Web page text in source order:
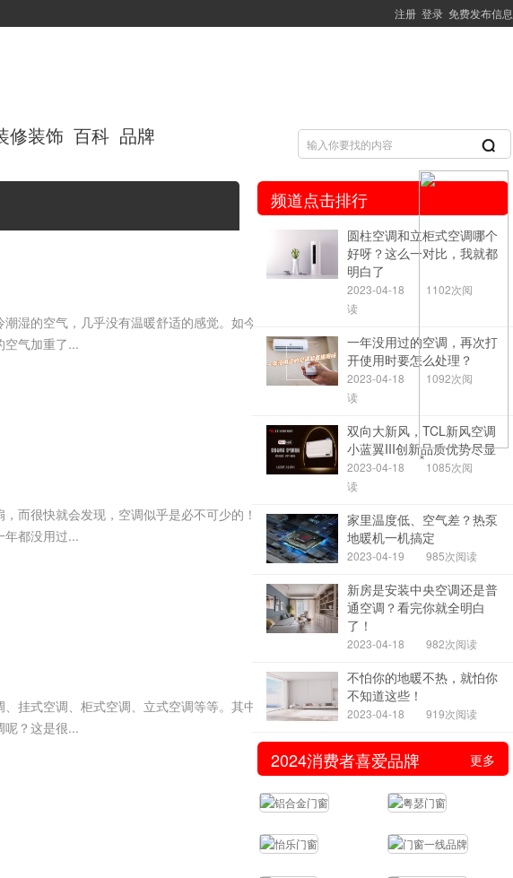
免费发布信息
登录
注册
修装饰 百科 品牌
×
湿的空气，几乎没有温暖舒适的感觉。如今已
空气加重了...
而很快就会发现，空调似乎是必不可少的！大
年都没用过...
挂式空调、柜式空调、立式空调等等。其中，
呢？这是很...
频道点击排行
圆柱空调和立柜式空调哪个
好呀？这么一对比，我就都
明白了
2023-04-18
1102次阅
读
一年没用过的空调，再次打
开使用时要怎么处理？
2023-04-18
1092次阅
读
双向大新风，TCL新风空调
小蓝翼III创新品质优势尽显
2023-04-18
1085次阅
读
家里温度低、空气差？热泵
地暖机一机搞定
2023-04-19 985次阅读
新房是安装中央空调还是普
通空调？看完你就全明白
了！
2023-04-18 982次阅读
不怕你的地暖不热，就怕你
不知道这些！
2023-04-18 919次阅读
2024消费者喜爱品牌 更多